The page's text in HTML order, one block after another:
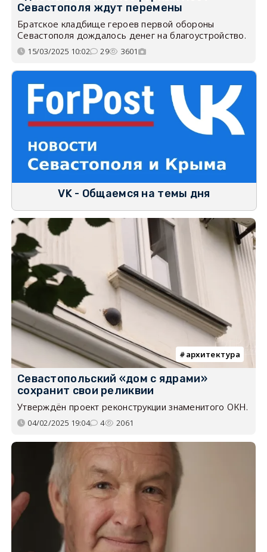
Севастополя ждут перемены
Братское кладбище героев первой обороны
Севастополя дождалось денег на благоустройство.
15/03/2025 10:02 29 3601
VK - Общаемся на темы дня
архитектура
Севастопольский «дом с ядрами»
сохранит свои реликвии
Утверждён проект реконструкции знаменитого ОКН.
04/02/2025 19:04 4 2061